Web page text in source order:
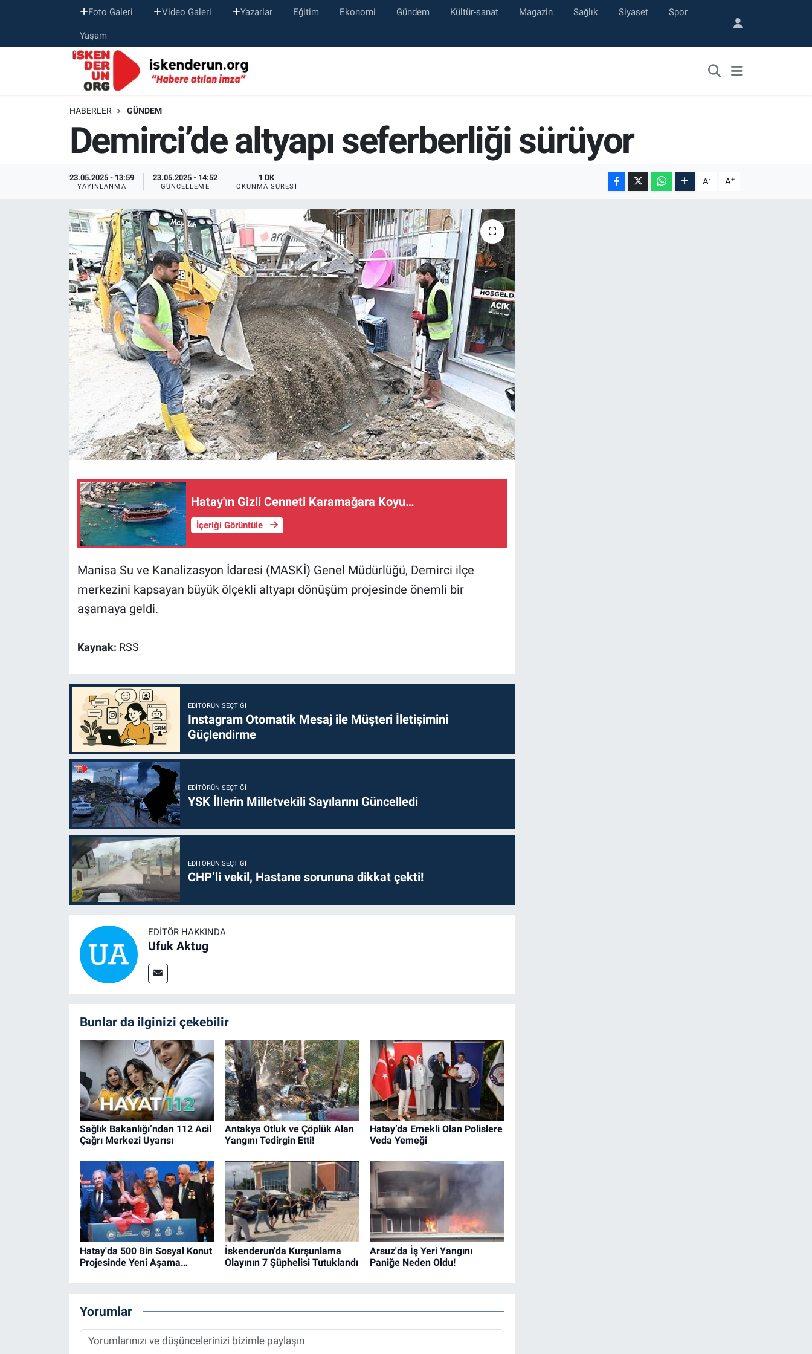
Foto Galeri Video Galeri Yazarlar Eğitim Ekonomi Gündem Kültür-sanat Magazin Sağlık Siyaset Spor
Yaşam
HABERLER GÜNDEM
Demirci’de altyapı seferberliği sürüyor
23.05.2025 - 13:59
YAYINLANMA
23.05.2025 - 14:52
GÜNCELLEME
1 DK
OKUNMA SÜRESI A- A+
Hatay'ın Gizli Cenneti Karamağara Koyu…
İçeriği Görüntüle
Manisa Su ve Kanalizasyon İdaresi (MASKİ) Genel Müdürlüğü, Demirci ilçe
merkezini kapsayan büyük ölçekli altyapı dönüşüm projesinde önemli bir
aşamaya geldi.
Kaynak: RSS
EDITÖRÜN SEÇTIĞI
Instagram Otomatik Mesaj ile Müşteri İletişimini
Güçlendirme
EDITÖRÜN SEÇTIĞI
YSK İllerin Milletvekili Sayılarını Güncelledi
EDITÖRÜN SEÇTIĞI
CHP’li vekil, Hastane sorununa dikkat çekti!
EDITÖR HAKKINDA
Ufuk Aktug
Bunlar da ilginizi çekebilir
Sağlık Bakanlığı’ndan 112 Acil
Çağrı Merkezi Uyarısı
Antakya Otluk ve Çöplük Alan
Yangını Tedirgin Etti!
Hatay’da Emekli Olan Polislere
Veda Yemeği
Hatay'da 500 Bin Sosyal Konut
Projesinde Yeni Aşama…
İskenderun'da Kurşunlama
Olayının 7 Şüphelisi Tutuklandı
Arsuz'da İş Yeri Yangını
Paniğe Neden Oldu!
Yorumlar